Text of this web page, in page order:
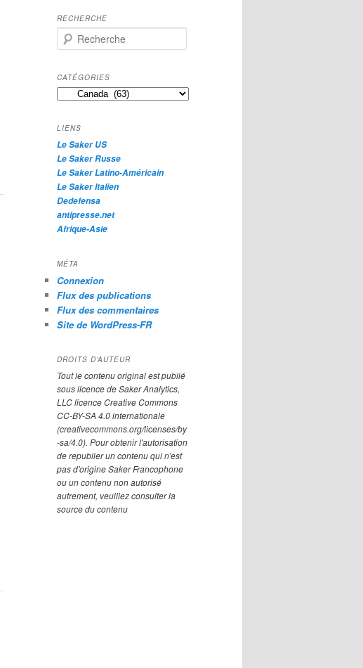
RECHERCHE
e
h
e
r
h
e
CATÉGORIES
Catégories
LIENS
Le Saker US
Le Saker Russe
Le Saker Latino-Américain
Le Saker Italien
Dedefensa
antipresse.net
Afrique-Asie
MÉTA
Connexion
Flux des publications
Flux des commentaires
Site de WordPress-FR
DROITS D’AUTEUR
Tout le contenu original est publié
sous licence de Saker Analytics,
LLC licence Creative Commons
CC-BY-SA 4.0 internationale
(creativecommons.org/licenses/by
-sa/4.0). Pour obtenir l'autorisation
de republier un contenu qui n'est
pas d'origine Saker Francophone
ou un contenu non autorisé
autrement, veuillez consulter la
source du contenu